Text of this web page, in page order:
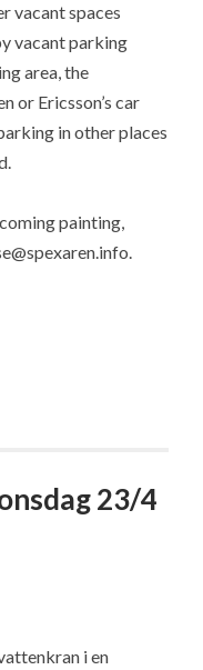
vacant spaces
vacant parking
area, the
or Ericsson’s car
in other places
painting,
23/4
i en